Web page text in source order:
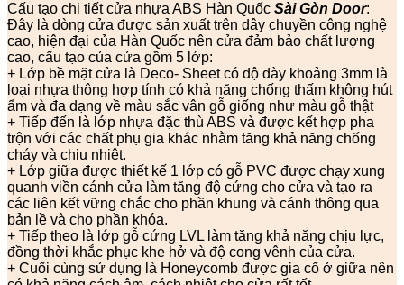
Cấu tạo chi tiết cửa nhựa ABS Hàn Quốc Sài Gòn Door:
Đây là dòng cửa được sản xuất trên dây chuyền công nghệ
cao, hiện đại của Hàn Quốc nên cửa đảm bảo chất lượng
cao, cấu tạo của cửa gồm 5 lớp:
+ Lớp bề mặt cửa là Deco- Sheet có độ dày khoảng 3mm là
loại nhựa thông hợp tính có khả năng chống thấm không hút
ẩm và đa dạng về màu sắc vân gỗ giống như màu gỗ thật
+ Tiếp đến là lớp nhựa đặc thù ABS và được kết hợp pha
trộn với các chất phụ gia khác nhằm tăng khả năng chống
cháy và chịu nhiệt.
+ Lớp giữa được thiết kế 1 lớp có gỗ PVC được chạy xung
quanh viền cánh cửa làm tăng độ cứng cho cửa và tạo ra
các liên kết vững chắc cho phần khung và cánh thông qua
bản lề và cho phần khóa.
+ Tiếp theo là lớp gỗ cứng LVL làm tăng khả năng chịu lực,
đồng thời khắc phục khe hở và độ cong vênh của cửa.
+ Cuối cùng sử dụng là Honeycomb được gia cố ở giữa nên